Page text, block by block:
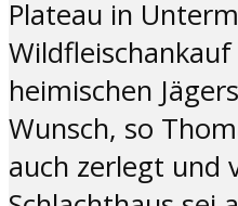
Plateau in
heimischen
Wunsch, so
auch zerlegt und